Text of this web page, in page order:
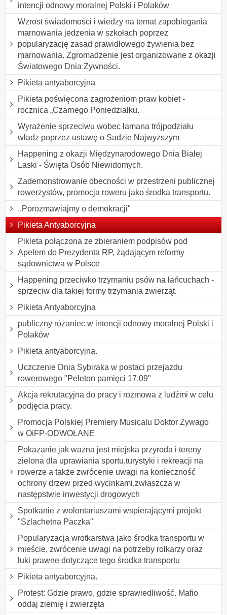
intencji odnowy moralnej Polski i Polaków
Wzrost świadomości i wiedzy na temat zapobiegania
marnowania jedzenia w szkołach poprzez
popularyzację zasad prawidłowego żywienia bez
marnowania. Zgromadzenie jest organizowane z okazji
Światowego Dnia Żywności.
Pikieta antyaborcyjna
Pikieta poświęcona zagrożeniom praw kobiet -
rocznica „Czarnego Poniedziałku.
Wyrażenie sprzeciwu wobec łamana trójpodziału
władz poprzez ustawę o Sadzie Najwyższym
Happening z okazji Międzynarodowego Dnia Białej
Laski - Święta Osób Niewidomych.
Zademonstrowanie obecności w przestrzeni publicznej
rowerzystów, promocja roweru jako środka transportu.
,,Porozmawiajmy o demokracji"
Pikieta Antyaborcyjna
Pikieta połączona ze zbieraniem podpisów pod
Apelem do Prezydenta RP, żądającym reformy
sądownictwa w Polsce
Happening przeciwko trzymaniu psów na łańcuchach -
sprzeciw dla takiej formy trzymania zwierząt.
Pikieta Antyaborcyjna
publiczny różaniec w intencji odnowy moralnej Polski i
Polaków
Pikieta antyaborcyjna.
Uczczenie Dnia Sybiraka w postaci przejazdu
rowerowego "Peleton pamięci 17.09"
Akcja rekrutacyjna do pracy i rozmowa z ludźmi w celu
podjęcia pracy.
Promocja Polskiej Premiery Musicalu Doktor Żywago
w OiFP-ODWOŁANE
Pokazanie jak ważna jest miejska przyroda i tereny
zielona dla uprawiania sportu,turystyki i rekreacji na
rowerze a także zwrócenie uwagi na konieczność
ochrony drzew przed wycinkami,zwłaszcza w
następstwie inwestycji drogowych
Spotkanie z wolontariuszami wspierającymi projekt
"Szlachetna Paczka"
Popularyzacja wrotkarstwa jako środka transportu w
mieście, zwrócenie uwagi na potrzeby rolkarzy oraz
luki prawne dotyczące tego środka transportu
Pikieta antyaborcyjna.
Protest: Gdzie prawo, gdzie sprawiedliwość. Mafio
oddaj ziemię i zwierzęta